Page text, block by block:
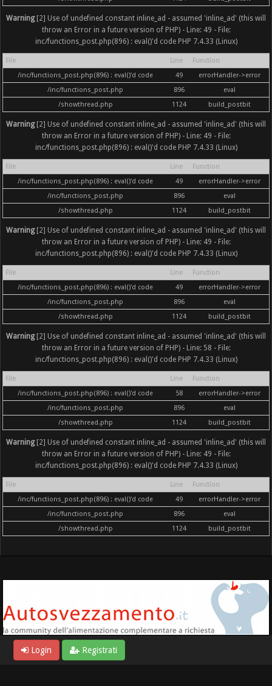
Warning[2] Use of undefined constant inline_ad - assumed 'inline_ad' (this will
throw an Error in a future version of PHP) - Line: 49 - File:
inc/functions_post.php(896) : eval()'d code PHP 7.4.33 (Linux)
File Line
Function
/inc/functions_post.php(896) : eval()'d code
49
errorHandler->error
/inc/functions_post.php
896
eval
/showthread.php
1124 build_postbit
Warning[2] Use of undefined constant inline_ad - assumed 'inline_ad' (this will
throw an Error in a future version of PHP) - Line: 49 - File:
inc/functions_post.php(896) : eval()'d code PHP 7.4.33 (Linux)
File Line
Function
/inc/functions_post.php(896) : eval()'d code
49
errorHandler->error
/inc/functions_post.php
896
eval
/showthread.php
1124 build_postbit
Warning[2] Use of undefined constant inline_ad - assumed 'inline_ad' (this will
throw an Error in a future version of PHP) - Line: 49 - File:
inc/functions_post.php(896) : eval()'d code PHP 7.4.33 (Linux)
File Line
Function
/inc/functions_post.php(896) : eval()'d code
49
errorHandler->error
/inc/functions_post.php
896
eval
/showthread.php
1124 build_postbit
Warning[2] Use of undefined constant inline_ad - assumed 'inline_ad' (this will
throw an Error in a future version of PHP) - Line: 58 - File:
inc/functions_post.php(896) : eval()'d code PHP 7.4.33 (Linux)
File Line
Function
/inc/functions_post.php(896) : eval()'d code
58
errorHandler->error
/inc/functions_post.php
896
eval
/showthread.php
1124 build_postbit
Warning[2] Use of undefined constant inline_ad - assumed 'inline_ad' (this will
throw an Error in a future version of PHP) - Line: 49 - File:
inc/functions_post.php(896) : eval()'d code PHP 7.4.33 (Linux)
File Line
Function
/inc/functions_post.php(896) : eval()'d code
49
errorHandler->error
/inc/functions_post.php
896
eval
/showthread.php
1124 build_postbit
Login Registrati